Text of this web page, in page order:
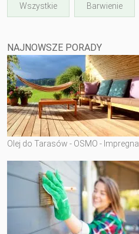
Wszystkie Barwienie
NAJNOWSZE PORADY
Olej do Tarasów - OSMO -